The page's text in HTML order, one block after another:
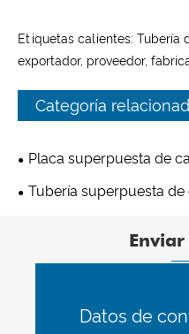
Etiquetas calientes: Tubería
exportador, proveedor,
Categoría
Placa superpuesta de
Tubería superpuesta
Datos de